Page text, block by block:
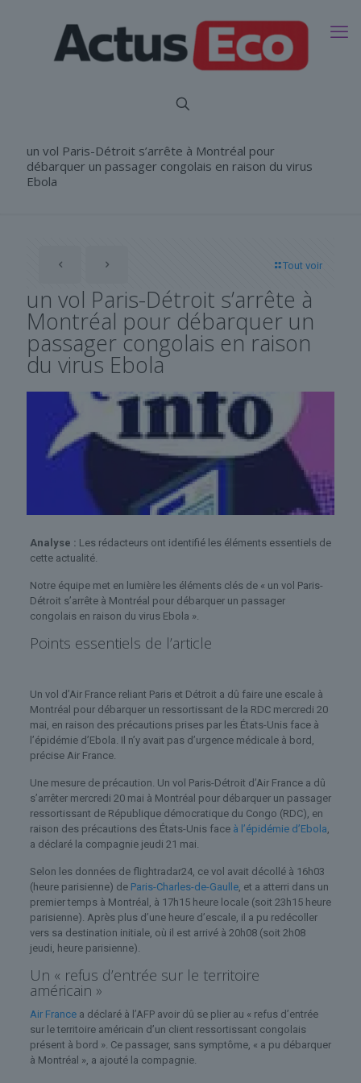
un vol Paris-Détroit s’arrête à Montréal pour
débarquer un passager congolais en raison du virus
Ebola
Tout voir
un vol Paris-Détroit s’arrête à
Montréal pour débarquer un
passager congolais en raison
du virus Ebola
Analyse : Les rédacteurs ont identifié les éléments essentiels de
cette actualité.
Notre équipe met en lumière les éléments clés de « un vol Paris-
Détroit s’arrête à Montréal pour débarquer un passager
congolais en raison du virus Ebola ».
Points essentiels de l’article
Un vol d’Air France reliant Paris et Détroit a dû faire une escale à
Montréal pour débarquer un ressortissant de la RDC mercredi 20
mai, en raison des précautions prises par les États-Unis face à
l’épidémie d’Ebola. Il n’y avait pas d’urgence médicale à bord,
précise Air France.
Une mesure de précaution. Un vol Paris-Détroit d’Air France a dû
s’arrêter mercredi 20 mai à Montréal pour débarquer un passager
ressortissant de République démocratique du Congo (RDC), en
raison des précautions des États-Unis face à l’épidémie d’Ebola
a déclaré la compagnie jeudi 21 mai.
Selon les données de flightradar24, ce vol avait décollé à 16h03
(heure parisienne) de Paris-Charles-de-Gaulle, et a atterri dans un
premier temps à Montréal, à 17h15 heure locale (soit 23h15 heure
parisienne). Après plus d’une heure d’escale, il a pu redécoller
vers sa destination initiale, où il est arrivé à 20h08 (soit 2h08
jeudi, heure parisienne).
Un « refus d’entrée sur le territoire
américain »
Air Francea déclaré à l’AFP avoir dû se plier au « refus d’entrée
sur le territoire américain d’un client ressortissant congolais
présent à bord ». Ce passager, sans symptôme, « a pu débarquer
à Montréal », a ajouté la compagnie.